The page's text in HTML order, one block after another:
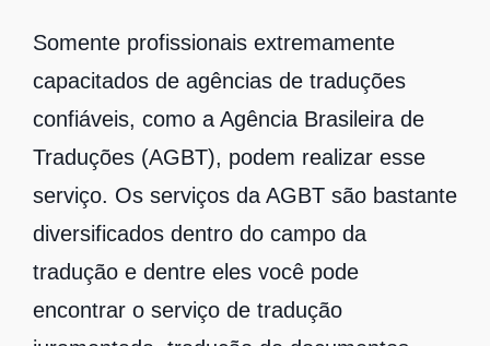
Somente profissionais extremamente
capacitados de agências de traduções
confiáveis, como a Agência Brasileira de
Traduções (AGBT), podem realizar esse
serviço. Os serviços da AGBT são bastante
diversificados dentro do campo da
tradução e dentre eles você pode
encontrar o serviço de tradução